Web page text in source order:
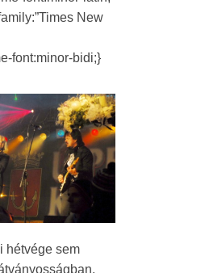
New
font:minor-bidi;}
hétvége sem